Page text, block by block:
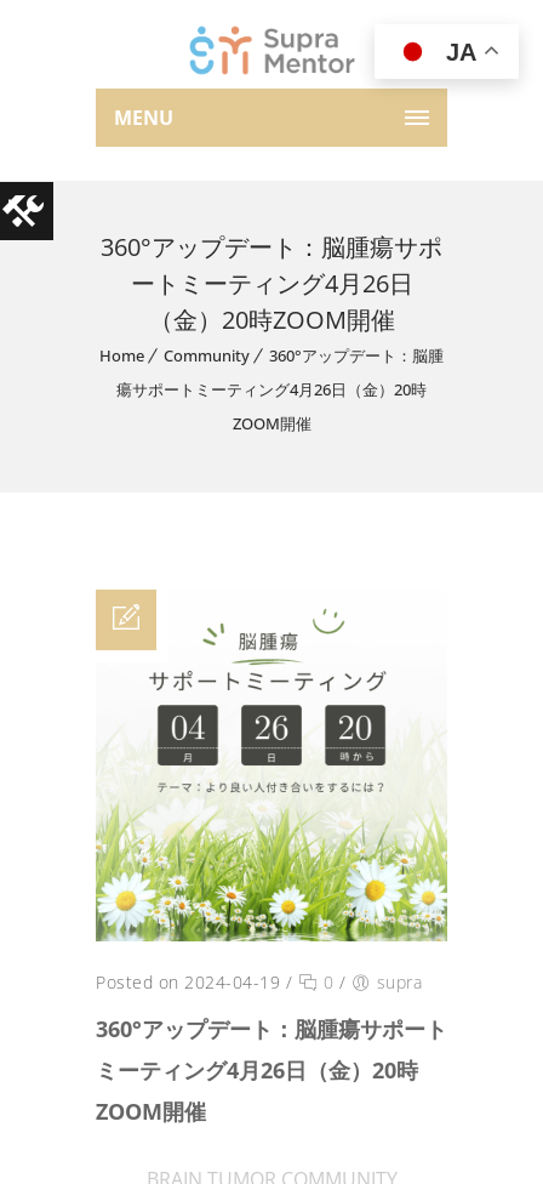
MENU
360°アップデート：脳腫瘍サポ
ートミーティング4月26日
（金）20時ZOOM開催
Home Community
360°アップデート：脳腫
瘍サポートミーティング4月26日（金）20時
ZOOM開催
Posted on 2024-04-19 / 0 / supra
360°アップデート：脳腫瘍サポート
ミーティング4月26日（金）20時
ZOOM開催
JA